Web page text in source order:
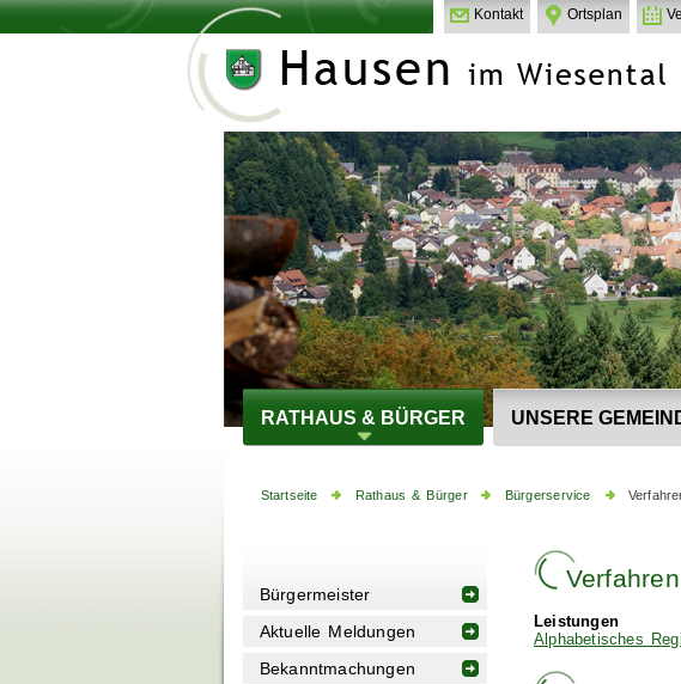
Kontakt Ortsplan
RATHAUS & BÜRGER UNSERE
Startseite Rathaus & Bürger Bürgerservice
Bürgermeister
Aktuelle Meldungen
Bekanntmachungen
Leistungen
Alphabetisches